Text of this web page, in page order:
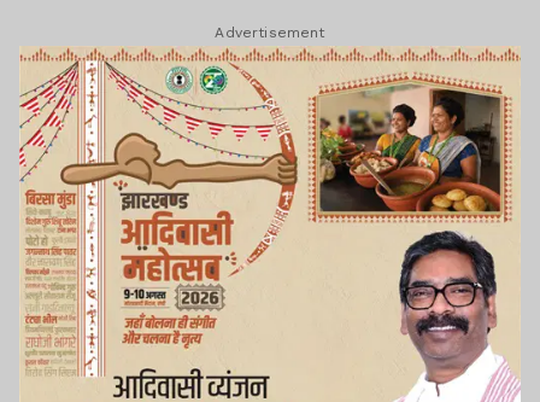
Advertisement